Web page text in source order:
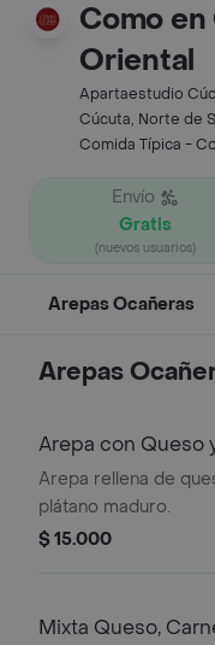
Como
Oriental
Apartaestudio
Cúcuta, Norte de
Comida Típica -
Envío
Gratis
(nuevos usuarios)
Arepas Ocañeras
Arepas
Arepa con Queso
Maduritas
Arepa rellena de
plátano maduro.
$ 15.000
Mixta Queso,